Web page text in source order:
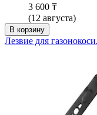
3 600 ₸
(12 августа)
В корзину
Лезвие для